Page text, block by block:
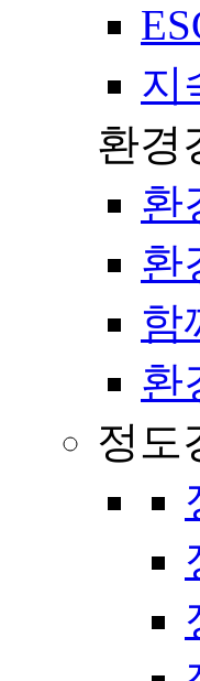
지
환경
환
환
함
환
정도